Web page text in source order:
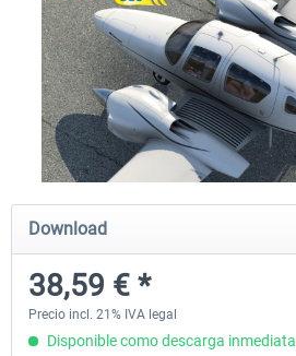
Diamond DA-62
38,59 € *
Download
38,59 € *
Precio incl. 21% IVA legal
Disponible como descarga inmediata